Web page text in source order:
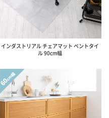
インダストリアル チェアマット ベントタイ
ル 90cm幅
60cm幅